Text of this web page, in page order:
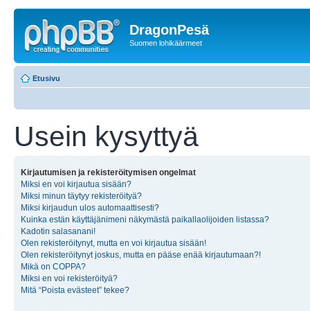
DragonPesä
Suomen lohikäärmeet
Etusivu
Usein kysyttyä
Kirjautumisen ja rekisteröitymisen ongelmat
Miksi en voi kirjautua sisään?
Miksi minun täytyy rekisteröityä?
Miksi kirjaudun ulos automaattisesti?
Kuinka estän käyttäjänimeni näkymästä paikallaolijoiden listassa?
Kadotin salasanani!
Olen rekisteröitynyt, mutta en voi kirjautua sisään!
Olen rekisteröitynyt joskus, mutta en pääse enää kirjautumaan?!
Mikä on COPPA?
Miksi en voi rekisteröityä?
Mitä “Poista evästeet” tekee?